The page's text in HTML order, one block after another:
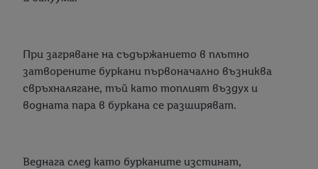
При загряване на съдържанието в плътно
затворените буркани първоначално възниква
свръхналягане, тъй като топлият въздух и
водната пара в буркана се разширяват.
Веднага след като бурканите изстинат,